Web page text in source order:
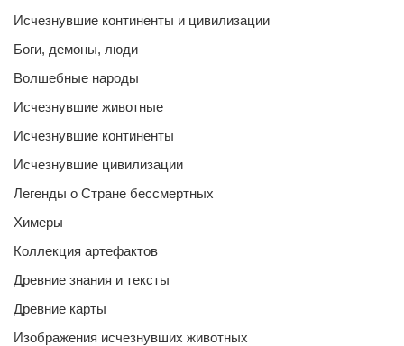
Исчезнувшие континенты и цивилизации
Боги, демоны, люди
Волшебные народы
Исчезнувшие животные
Исчезнувшие континенты
Исчезнувшие цивилизации
Легенды о Стране бессмертных
Химеры
Коллекция артефактов
Древние знания и тексты
Древние карты
Изображения исчезнувших животных